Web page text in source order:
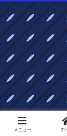
メニュー ホ